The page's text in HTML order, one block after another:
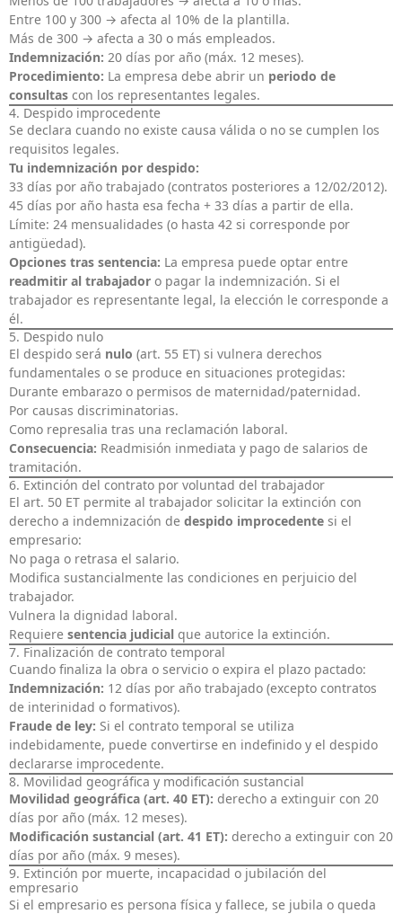
Entre 100 y 300 → afecta al 10% de la plantilla.
Más de 300 → afecta a 30 o más empleados.
Indemnización: 20 días por año (máx. 12 meses).
Procedimiento: La empresa debe abrir un periodo de
consultas con los representantes legales.
4. Despido improcedente
Se declara cuando no existe causa válida o no se cumplen los
requisitos legales.
Tu indemnización por despido:
33 días por año trabajado (contratos posteriores a 12/02/2012).
45 días por año hasta esa fecha + 33 días a partir de ella.
Límite: 24 mensualidades (o hasta 42 si corresponde por
antigüedad).
Opciones tras sentencia: La empresa puede optar entre
readmitir al trabajador o pagar la indemnización. Si el
trabajador es representante legal, la elección le corresponde a
él.
5. Despido nulo
El despido será nulo (art. 55 ET) si vulnera derechos
fundamentales o se produce en situaciones protegidas:
Durante embarazo o permisos de maternidad/paternidad.
Por causas discriminatorias.
Como represalia tras una reclamación laboral.
Consecuencia: Readmisión inmediata y pago de salarios de
tramitación.
6. Extinción del contrato por voluntad del trabajador
El art. 50 ET permite al trabajador solicitar la extinción con
derecho a indemnización de despido improcedente si el
empresario:
No paga o retrasa el salario.
Modifica sustancialmente las condiciones en perjuicio del
trabajador.
Vulnera la dignidad laboral.
Requiere sentencia judicial que autorice la extinción.
7. Finalización de contrato temporal
Cuando finaliza la obra o servicio o expira el plazo pactado:
Indemnización: 12 días por año trabajado (excepto contratos
de interinidad o formativos).
Fraude de ley: Si el contrato temporal se utiliza
indebidamente, puede convertirse en indefinido y el despido
declararse improcedente.
8. Movilidad geográfica y modificación sustancial
Movilidad geográfica (art. 40 ET): derecho a extinguir con 20
días por año (máx. 12 meses).
Modificación sustancial (art. 41 ET): derecho a extinguir con 20
días por año (máx. 9 meses).
9. Extinción por muerte, incapacidad o jubilación del
empresario
Si el empresario es persona física y fallece, se jubila o queda